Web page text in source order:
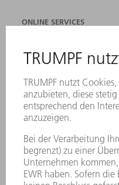
ONLINE SERVICES
STANDORTE
NEWSLETTER-ANMELDUNG
MYTRUMPF
SICHERHEITSDATENBLÄTTER
PRODUKTE
LASER
LEISTUNGSELEKTRONIK
ELEKTROWERKZEUGE
SMART FACTORY